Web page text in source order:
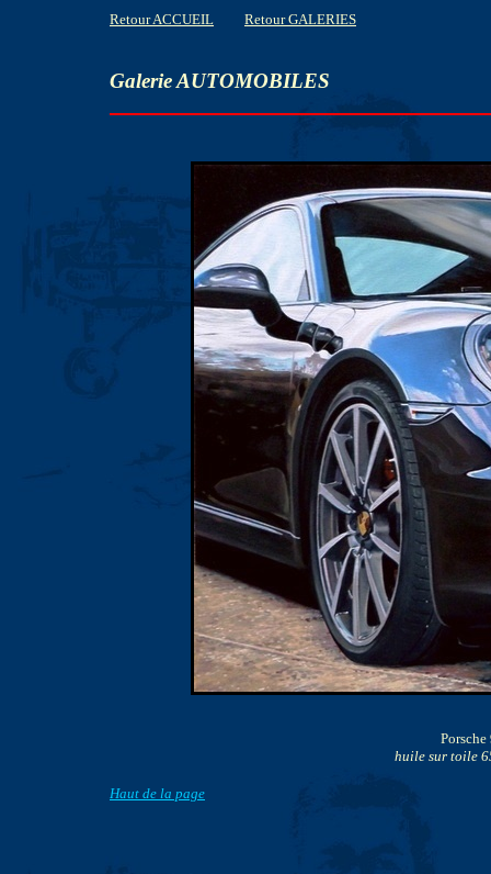
Retour ACCUEIL Retour GALERIES
Galerie AUTOMOBILES
huile sur toile
Haut de la page